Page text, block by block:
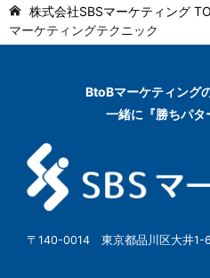
株式会社SBSマーケティング
マーケティングテクニック
BtoBマーケティング
一緒に『勝ちパタ
〒140-0014 東京都品川区大井